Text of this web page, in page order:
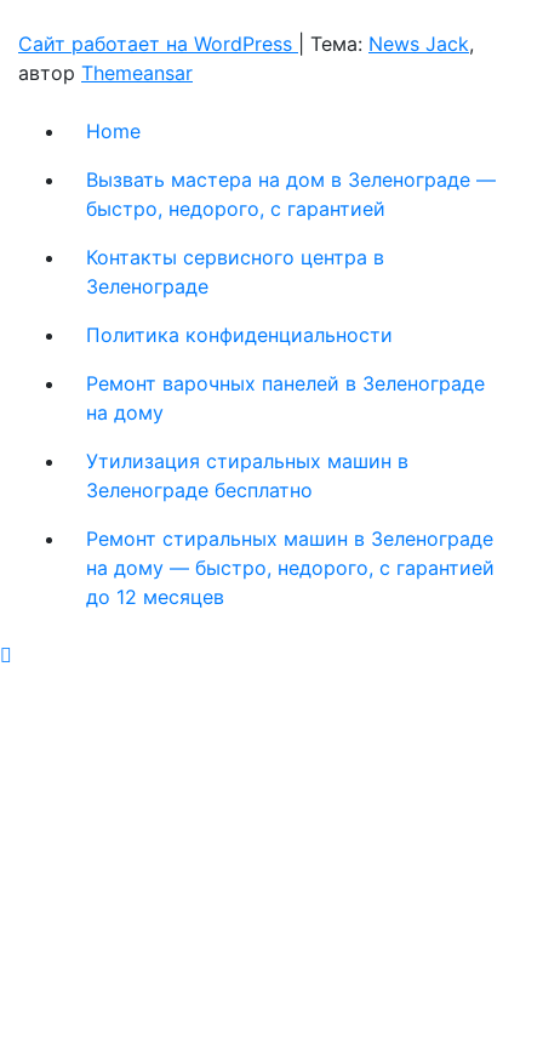
Сайт работает на WordPress Тема: News Jack,
автор Themeansar
Home
Вызвать мастера на дом в Зеленограде —
быстро, недорого, с гарантией
Контакты сервисного центра в
Зеленограде
Политика конфиденциальности
Ремонт варочных панелей в Зеленограде
на дому
Утилизация стиральных машин в
Зеленограде бесплатно
Ремонт стиральных машин в Зеленограде
на дому — быстро, недорого, с гарантией
до 12 месяцев